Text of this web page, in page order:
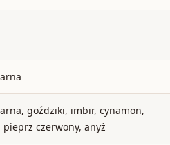
goździki, imbir, cynamon,
czerwony, anyż